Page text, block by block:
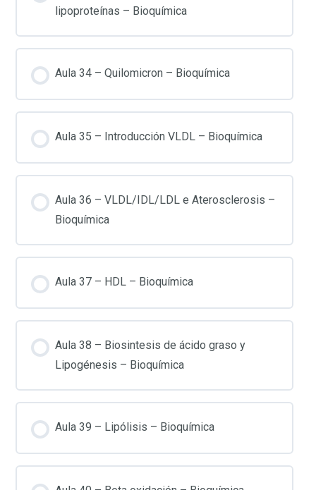
lipoproteínas – Bioquímica
Aula 34 – Quilomicron – Bioquímica
Aula 35 – Introducción VLDL – Bioquímica
Aula 36 – VLDL/IDL/LDL e Aterosclerosis –
Bioquímica
Aula 37 – HDL – Bioquímica
Aula 38 – Biosintesis de ácido graso y
Lipogénesis – Bioquímica
Aula 39 – Lipólisis – Bioquímica